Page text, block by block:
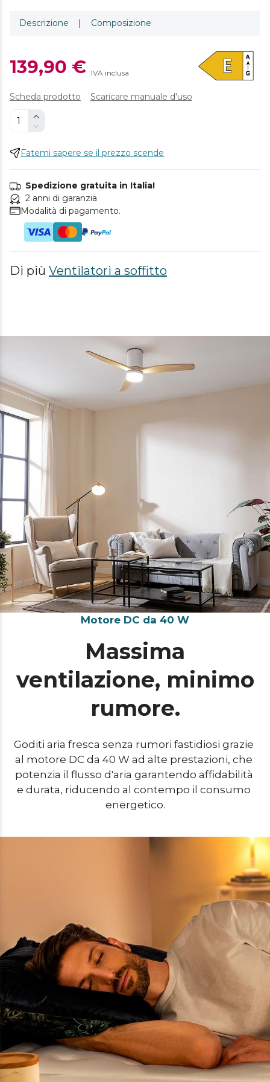
Descrizione | Composizione
139,90 € IVA inclusa
Scheda prodotto Scaricare manuale d'uso
Fatemi sapere se il prezzo scende
Spedizione gratuita in Italia!
2 anni di garanzia
Modalità di pagamento.
Di più Ventilatori a soffitto
Motore DC da 40 W
Massima
ventilazione, minimo
rumore.
Goditi aria fresca senza rumori fastidiosi grazie
al motore DC da 40 W ad alte prestazioni, che
potenzia il flusso d'aria garantendo affidabilità
e durata, riducendo al contempo il consumo
energetico.